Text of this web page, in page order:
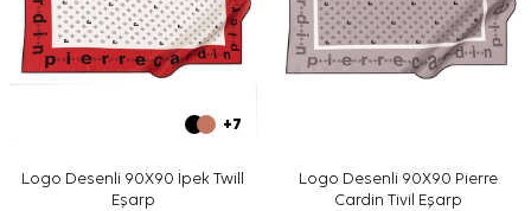
+7
Logo Desenli 90X90 İpek Twill
Eşarp
Logo Desenli 90X90 Pierre
Cardin Tivil Eşarp